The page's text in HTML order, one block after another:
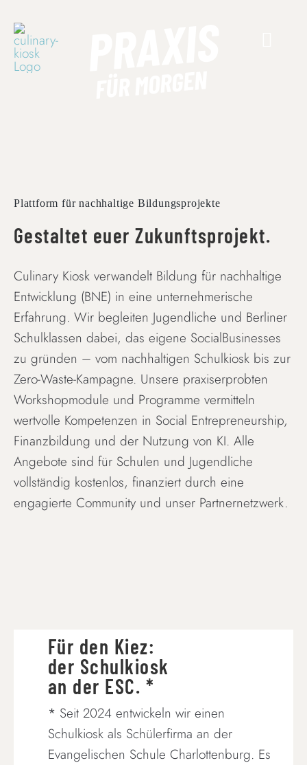
content
Plattform für nachhaltige Bildungsprojekte
Gestaltet euer Zukunftsprojekt.
Culinary Kiosk verwandelt Bildung für nachhaltige
Entwicklung (BNE) in eine unternehmerische
Erfahrung. Wir begleiten Jugendliche und Berliner
Schulklassen dabei, das eigene SocialBusinesses
zu gründen – vom nachhaltigen Schulkiosk bis zur
Zero-Waste-Kampagne. Unsere praxiserprobten
Workshopmodule und Programme vermitteln
wertvolle Kompetenzen in Social Entrepreneurship,
Finanzbildung und der Nutzung von KI. Alle
Angebote sind für Schulen und Jugendliche
vollständig kostenlos, finanziert durch eine
engagierte Community und unser Partnernetzwerk.
Für den Kiez:
der Schulkiosk
an der ESC. *
* Seit 2024 entwickeln wir einen
Schulkiosk als Schülerfirma an der
Evangelischen Schule Charlottenburg. Es